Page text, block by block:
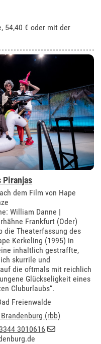
, 54,40 € oder mit der
Piranjas
dem Film von Hape
William Danne |
Frankfurt (Oder)
die Theaterfassung des
Kerkeling (1995) in
inhaltlich gestraffte,
skurrile und
die oftmals mit reichlich
Glückseligkeit eines
Cluburlaubs“.
Freienwalde
(rbb)
3010616